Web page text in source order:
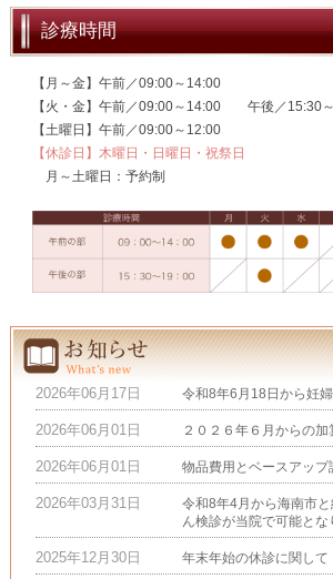
診療時間
【月～金】午前／09:00～14:00
【火・金】午前／09:00～14:00 午後／15:30
【土曜日】午前／09:00～12:00
【休診日】木曜日・日曜日・祝祭日
月～土曜日：予約制
2026年06月17日 令和8年6月18日から妊婦
2026年06月01日 ２０２６年６月からの
2026年06月01日 物品費用とベースアップ
2026年03月31日
令和8年4月から海南市
ん検診が当院で可能とな
2025年12月30日 年末年始の休診に関して